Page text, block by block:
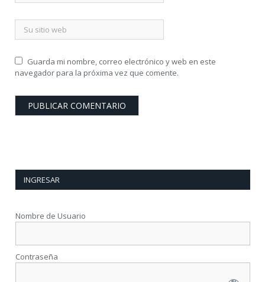
Guarda mi nombre, correo electrónico y web en este
navegador para la próxima vez que comente.
INGRESAR
Nombre de Usuario
Contraseña